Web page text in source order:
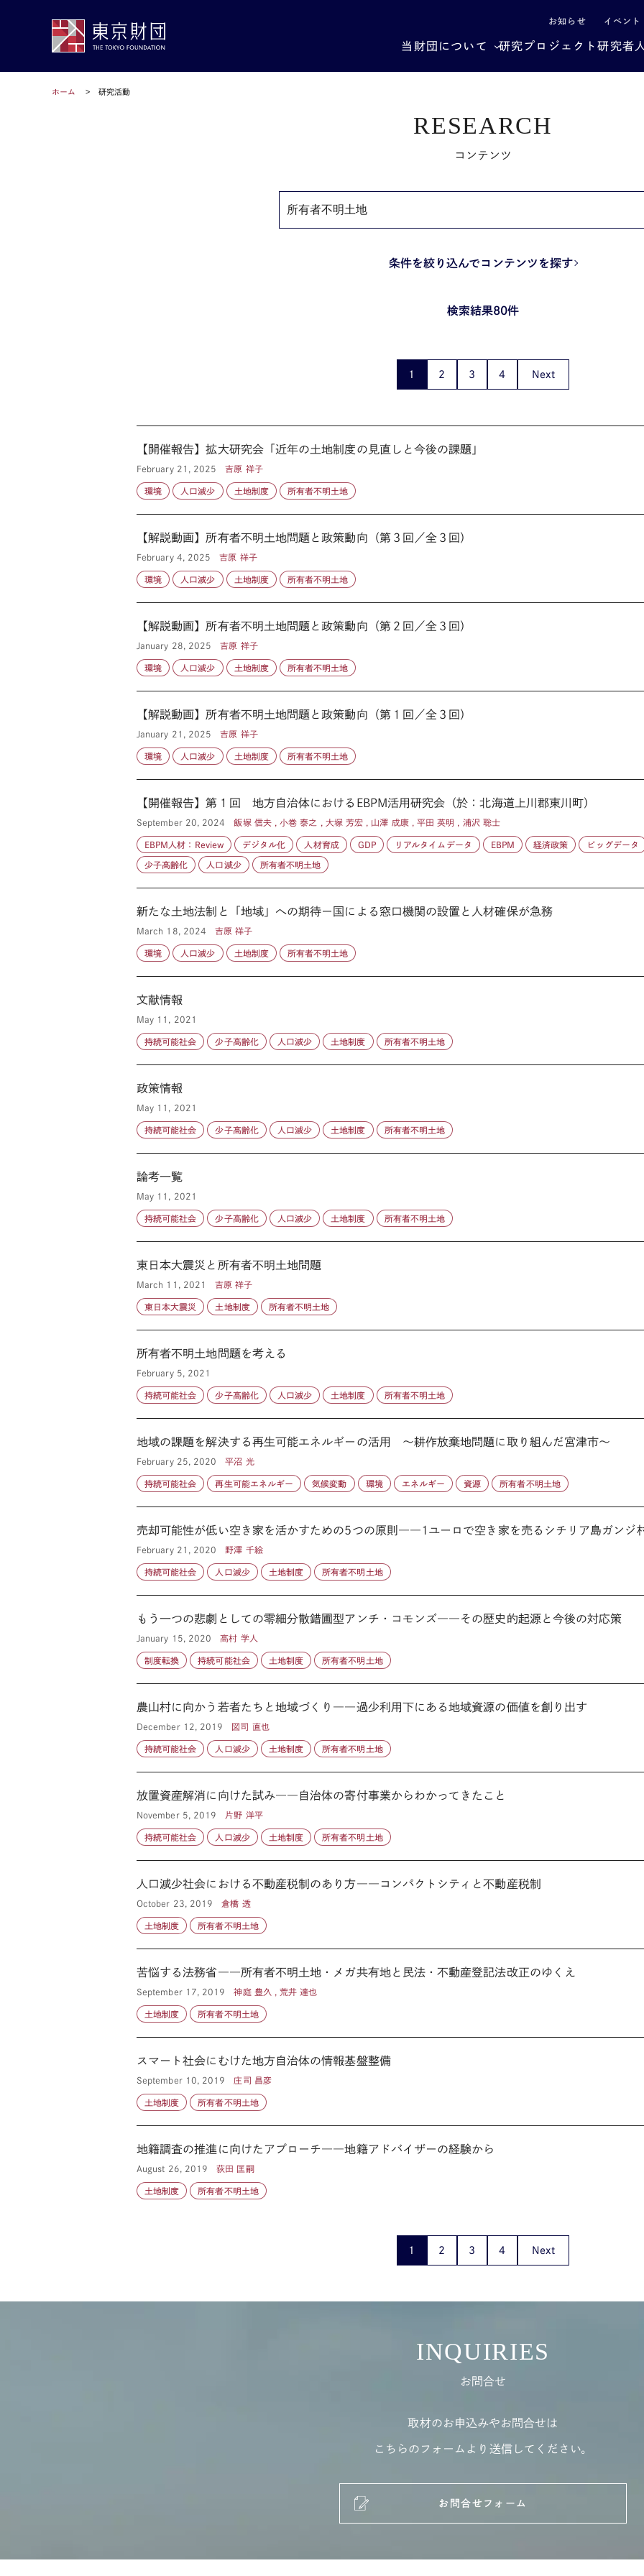
お知らせ イベント
当財団について 研究プロジェクト研究者
ホーム 研究活動
RESEARCH
コンテンツ
条件を絞り込んでコンテンツを探す
検索結果80件
1 2 3 4 Next
【開催報告】拡大研究会「近年の土地制度の見直しと今後の課題」
February 21, 2025 吉原 祥子
環境 人口減少 土地制度 所有者不明土地
【解説動画】所有者不明土地問題と政策動向（第３回／全３回）
February 4, 2025 吉原 祥子
環境 人口減少 土地制度 所有者不明土地
【解説動画】所有者不明土地問題と政策動向（第２回／全３回）
January 28, 2025 吉原 祥子
環境 人口減少 土地制度 所有者不明土地
【解説動画】所有者不明土地問題と政策動向（第１回／全３回）
January 21, 2025 吉原 祥子
環境 人口減少 土地制度 所有者不明土地
【開催報告】第１回 地方自治体におけるEBPM活用研究会（於：北海道上川郡東川町）
September 20, 2024 飯塚 信夫 , 小巻 泰之 , 大塚 芳宏 , 山澤 成康 , 平田 英明 , 浦沢 聡士
EBPM人材：Review デジタル化 人材育成 GDP リアルタイムデータ EBPM 経済政策 ビッグデータ
少子高齢化 人口減少 所有者不明土地
新たな土地法制と「地域」への期待ー国による窓口機関の設置と人材確保が急務
March 18, 2024 吉原 祥子
環境 人口減少 土地制度 所有者不明土地
文献情報
May 11, 2021
持続可能社会 少子高齢化 人口減少 土地制度 所有者不明土地
政策情報
May 11, 2021
持続可能社会 少子高齢化 人口減少 土地制度 所有者不明土地
論考一覧
May 11, 2021
持続可能社会 少子高齢化 人口減少 土地制度 所有者不明土地
東日本大震災と所有者不明土地問題
March 11, 2021 吉原 祥子
東日本大震災 土地制度 所有者不明土地
所有者不明土地問題を考える
February 5, 2021
持続可能社会 少子高齢化 人口減少 土地制度 所有者不明土地
地域の課題を解決する再生可能エネルギーの活用 ～耕作放棄地問題に取り組んだ宮津市～
February 25, 2020 平沼 光
持続可能社会 再生可能エネルギー 気候変動 環境 エネルギー 資源 所有者不明土地
売却可能性が低い空き家を活かすための5つの原則――1ユーロで空き家を売るシチリア島ガンジ
February 21, 2020 野澤 千絵
持続可能社会 人口減少 土地制度 所有者不明土地
もう一つの悲劇としての零細分散錯圃型アンチ・コモンズ――その歴史的起源と今後の対応策
January 15, 2020 高村 学人
制度転換 持続可能社会 土地制度 所有者不明土地
農山村に向かう若者たちと地域づくり――過少利用下にある地域資源の価値を創り出す
December 12, 2019 図司 直也
持続可能社会 人口減少 土地制度 所有者不明土地
放置資産解消に向けた試み――自治体の寄付事業からわかってきたこと
November 5, 2019 片野 洋平
持続可能社会 人口減少 土地制度 所有者不明土地
人口減少社会における不動産税制のあり方――コンパクトシティと不動産税制
October 23, 2019 倉橋 透
土地制度 所有者不明土地
苦悩する法務省――所有者不明土地・メガ共有地と民法・不動産登記法改正のゆくえ
September 17, 2019 神庭 豊久 , 荒井 達也
土地制度 所有者不明土地
スマート社会にむけた地方自治体の情報基盤整備
September 10, 2019 庄司 昌彦
土地制度 所有者不明土地
地籍調査の推進に向けたアプローチ――地籍アドバイザーの経験から
August 26, 2019 荻田 匡嗣
土地制度 所有者不明土地
1 2 3 4 Next
INQUIRIES
お問合せ
取材のお申込みやお問合せは
こちらのフォームより送信してください。
お問合せフォーム